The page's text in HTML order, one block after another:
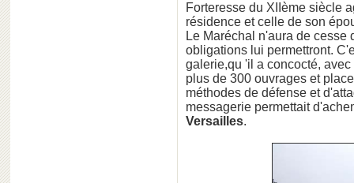
Forteresse du XIIème siècle
résidence et celle de son
Le Maréchal n'aura de cesse
obligations lui permettront.
galerie,qu 'il a concocté,
plus de 300 ouvrages et
méthodes de défense et
messagerie permettait
Versailles.